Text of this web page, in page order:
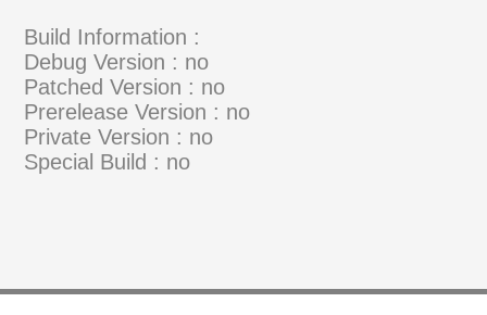
Build Information :
Debug Version : no
Patched Version : no
Prerelease Version : no
Private Version : no
Special Build : no